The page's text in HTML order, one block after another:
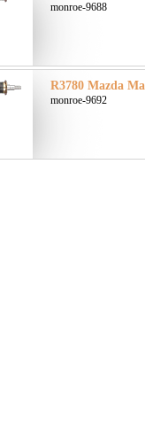
monroe-9688
R3780 Mazda
monroe-9692